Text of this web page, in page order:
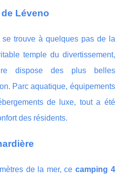
Léveno
se trouve à quelques pas de la
temple du divertissement,
dispose des plus belles
Parc aquatique, équipements
de luxe, tout a été
des résidents.
de la mer, cecamping 4